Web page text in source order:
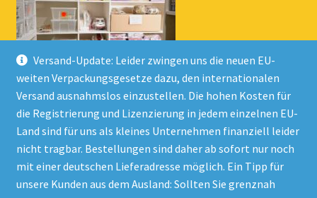
Versand-Update: Leider zwingen uns die neuen EU-
weiten Verpackungsgesetze dazu, den internationalen
Versand ausnahmslos einzustellen. Die hohen Kosten für
die Registrierung und Lizenzierung in jedem einzelnen EU-
Land sind für uns als kleines Unternehmen finanziell leider
nicht tragbar. Bestellungen sind daher ab sofort nur noch
mit einer deutschen Lieferadresse möglich. Ein Tipp für
unsere Kunden aus dem Ausland: Sollten Sie grenznah